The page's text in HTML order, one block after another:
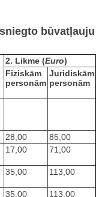
būvatļauju
2. Likme (Euro)
Fiziskām
personām
Juridiskām
personām
28,00
85,00
17,00 71,00
35,00 113,00
35,00 113,00